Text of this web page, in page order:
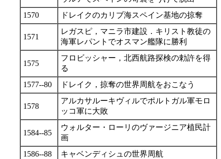
1570
ドレイクのカリブ海スペイン基地の掠奪
1571
レガスピ，マニラ市建設．キリスト教徒の
海軍レパントでオスマン艦隊に勝利
1575
フロビッシャー，北西航路探検の勅許を得
る
1577--80
ドレイク，掠奪の世界周航をおこなう
1578
アルカサルーキヴィルでポルトガル軍モロ
ッコ軍に大敗
1584--85
ウォルター・ローリのヴァージニア植民計
画
1586--88
キャベンディシュの世界周航